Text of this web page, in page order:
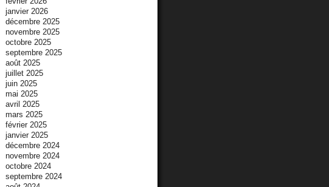
janvier 2026
décembre 2025
novembre 2025
octobre 2025
septembre 2025
août 2025
juillet 2025
juin 2025
mai 2025
avril 2025
mars 2025
février 2025
janvier 2025
décembre 2024
novembre 2024
octobre 2024
septembre 2024